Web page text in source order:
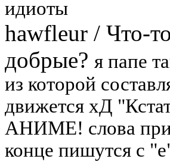
идиоты
hawfleur / Что-
добрые? я папе
из которой
движется хД
АНИМЕ! слова
конце пишутся с